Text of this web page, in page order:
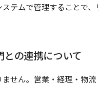
テムで管理することで
の連携について
せん。営業・経理・物